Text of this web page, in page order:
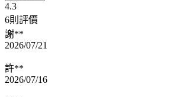
4.3
6則評價
謝**
2026/07/21
許**
2026/07/16